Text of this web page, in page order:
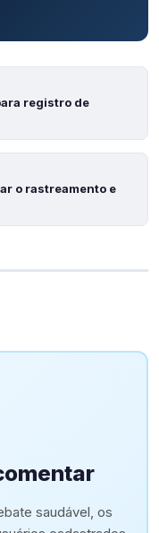
registro de
o rastreamento e
saudável, os